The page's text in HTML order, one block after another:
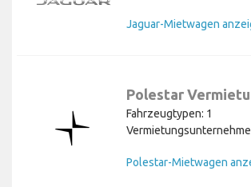
Jaguar-Mietwagen
Polestar
Fahrzeugtypen: 1
Polestar-Mietwagen